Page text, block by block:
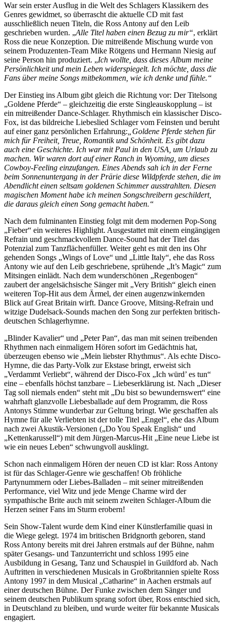
War sein erster Ausflug in die Welt des Schlagers Klassikern des
Genres gewidmet, so überrascht die aktuelle CD mit fast
ausschließlich neuen Titeln, die Ross Antony auf den Leib
geschrieben wurden. „Alle Titel haben einen Bezug zu mir“, erklärt
Ross die neue Konzeption. Die mitreißende Mischung wurde von
seinem Produzenten-Team Mike Rötgens und Hermann Niesig auf
seine Person hin produziert. „Ich wollte, dass dieses Album meine
Persönlichkeit und mein Leben widerspiegelt. Ich möchte, dass die
Fans über meine Songs mitbekommen, wie ich denke und fühle.“
Der Einstieg ins Album gibt gleich die Richtung vor: Der Titelsong
„Goldene Pferde“ – gleichzeitig die erste Singleauskopplung – ist
ein mitreißender Dance-Schlager. Rhythmisch ein klassischer Disco-
Fox, ist das bildreiche Liebeslied Schlager vom Feinsten und beruht
auf einer ganz persönlichen Erfahrung: „Goldene Pferde stehen für
mich für Freiheit, Treue, Romantik und Schönheit. Es gibt dazu
auch eine Geschichte. Ich war mit Paul in den USA, um Urlaub zu
machen. Wir waren dort auf einer Ranch in Wyoming, um dieses
Cowboy-Feeling einzufangen. Eines Abends sah ich in der Ferne
beim Sonnenuntergang in der Prärie diese Wildpferde stehen, die im
Abendlicht einen seltsam goldenen Schimmer ausstrahlten. Diesen
magischen Moment habe ich meinen Songschreibern geschildert,
die daraus gleich einen Song gemacht haben.“
Nach dem fulminanten Einstieg folgt mit dem modernen Pop-Song
„Fieber“ ein weiteres Highlight. Ausgestattet mit einem eingängigen
Refrain und geschmackvollem Dance-Sound hat der Titel das
Potenzial zum Tanzflächenfüller. Weiter geht es mit den ins Ohr
gehenden Songs „Wings of Love“ und „Little Italy“, ehe das Ross
Antony wie auf den Leib geschriebene, sprühende „It’s Magic“ zum
Mitsingen einlädt. Nach dem wunderschönen „Regenbogen“
zaubert der angelsächsische Sänger mit „Very British“ gleich einen
weiteren Top-Hit aus dem Ärmel, der einen augenzwinkernden
Blick auf Great Britain wirft. Dance Groove, Mitsing-Refrain und
witzige Dudelsack-Sounds machen den Song zur perfekten britisch-
deutschen Schlagerhymne.
„Blinder Kavalier“ und „Peter Pan“, das man mit seinen treibenden
Rhythmen nach einmaligem Hören sofort im Gedächtnis hat,
überzeugen ebenso wie „Mein liebster Rhythmus“. Als echte Disco-
Hymne, die das Party-Volk zur Ekstase bringt, erweist sich
„Verdammt Verliebt“, während der Disco-Fox „Ich würd’ es tun“
eine – ebenfalls höchst tanzbare – Liebeserklärung ist. Nach „Dieser
Tag soll niemals enden“ steht mit „Du bist so bewundernswert“ eine
wahrhaft glanzvolle Liebesballade auf dem Programm, die Ross
Antonys Stimme wunderbar zur Geltung bringt. Wie geschaffen als
Hymne für alle Verliebten ist der tolle Titel „Engel“, ehe das Album
nach zwei Akustik-Versionen („Do You Speak English“ und
„Kettenkarussell“) mit dem Jürgen-Marcus-Hit „Eine neue Liebe ist
wie ein neues Leben“ schwungvoll ausklingt.
Schon nach einmaligem Hören der neuen CD ist klar: Ross Antony
ist für das Schlager-Genre wie geschaffen! Ob fröhliche
Partynummern oder Liebes-Balladen – mit seiner mitreißenden
Performance, viel Witz und jede Menge Charme wird der
sympathische Brite auch mit seinem zweiten Schlager-Album die
Herzen seiner Fans im Sturm erobern!
Sein Show-Talent wurde dem Kind einer Künstlerfamilie quasi in
die Wiege gelegt. 1974 im britischen Bridgnorth geboren, stand
Ross Antony bereits mit drei Jahren erstmals auf der Bühne, nahm
später Gesangs- und Tanzunterricht und schloss 1995 eine
Ausbildung in Gesang, Tanz und Schauspiel in Guildford ab. Nach
Auftritten in verschiedenen Musicals in Großbritannien spielte Ross
Antony 1997 in dem Musical „Catharine“ in Aachen erstmals auf
einer deutschen Bühne. Der Funke zwischen dem Sänger und
seinem deutschen Publikum sprang sofort über, Ross entschied sich,
in Deutschland zu bleiben, und wurde weiter für bekannte Musicals
engagiert.